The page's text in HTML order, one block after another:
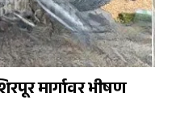
मार्गावर भीषण